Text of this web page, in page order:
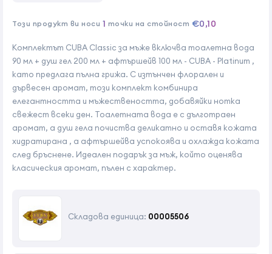
Комплектът CUBA Classic за мъже включва тоалетна вода
90 мл + душ гел 200 мл + афтършейв 100 мл - CUBA - Platinum ,
като предлага пълна грижа. С изтънчен флорален и
дървесен аромат, този комплект комбинира
елегантността и мъжествеността, добавяйки нотка
свежест всеки ден. Тоалетната вода е с дълготраен
аромат, а душ гела почиства деликатно и оставя кожата
хидратирана , а афтършейва успокоява и охлажда кожата
след бръснене. Идеален подарък за мъж, който оценява
класическия аромат, пълен с характер.
Складова единица: 00005506
Този продукт ви носи 1 точки на стойност €0,10